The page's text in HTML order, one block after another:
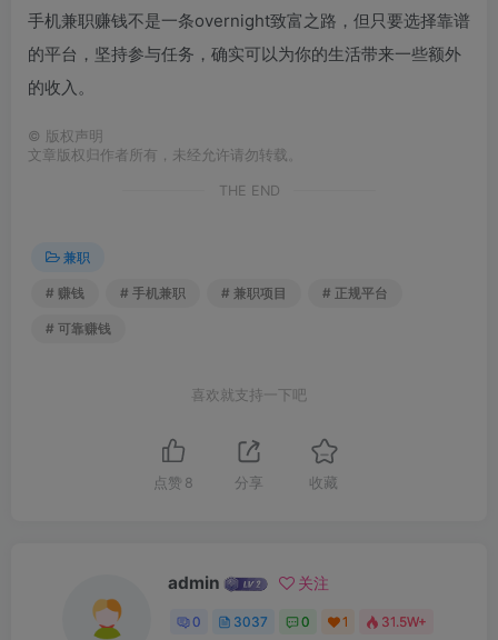
手机兼职赚钱不是一条overnight致富之路，但只要选择靠谱
的平台，坚持参与任务，确实可以为你的生活带来一些额外
的收入。
© 版权声明
文章版权归作者所有，未经允许请勿转载。
THE END
兼职
# 赚钱 # 手机兼职 # 兼职项目 # 正规平台
# 可靠赚钱
喜欢就支持一下吧
点赞 8 分享 收藏
admin 关注
0 3037 0 1 31.5W+